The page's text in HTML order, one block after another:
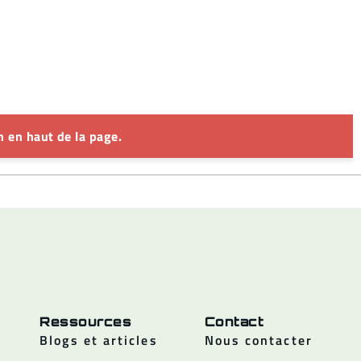
haut de la page.
Ressources
Blogs et articles
Contact
Nous contacter